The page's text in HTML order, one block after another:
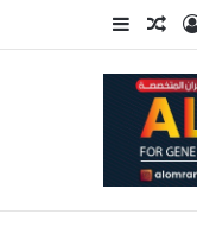
تسجيل الدخول
مقال عشوائي
إضافة عمود